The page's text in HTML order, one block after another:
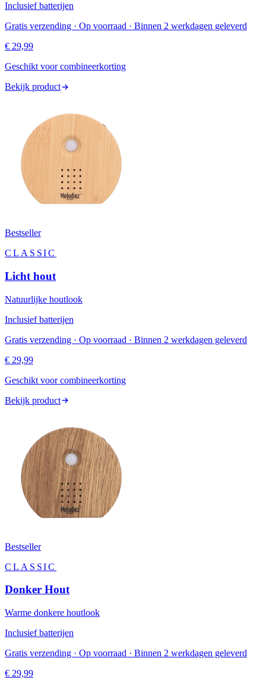
Inclusief batterijen
Gratis verzending · Op voorraad · Binnen 2 werkdagen geleverd
€ 29,99
Geschikt voor combineerkorting
Bekijk product
Bestseller
CLASSIC
Licht hout
Natuurlijke houtlook
Inclusief batterijen
Gratis verzending · Op voorraad · Binnen 2 werkdagen geleverd
€ 29,99
Geschikt voor combineerkorting
Bekijk product
Bestseller
CLASSIC
Donker Hout
Warme donkere houtlook
Inclusief batterijen
Gratis verzending · Op voorraad · Binnen 2 werkdagen geleverd
€ 29,99